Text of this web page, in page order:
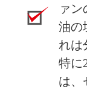
ァ
油の
れは
特に
は、